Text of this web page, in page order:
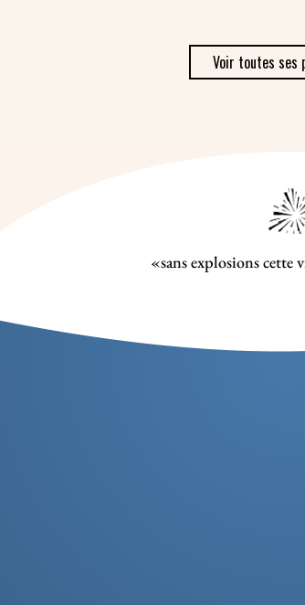
Voir toutes ses
«sans explosions cette
Robert